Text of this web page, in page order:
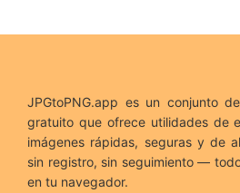
JPGtoPNG.app es un conjunto
gratuito que ofrece utilidades de
imágenes rápidas, seguras y de
sin registro, sin seguimiento —
en tu navegador.